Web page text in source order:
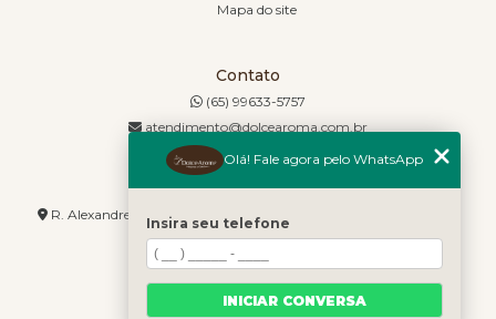
Mapa do site
Contato
(65) 99633-5757
atendimento@dolcearoma.com.br
Endereço
R. Alexandre de Barros, 1730 - Jordão - Cuiabá - MT - 78085-636
Olá! Fale agora pelo WhatsApp
Insira seu telefone
INICIAR CONVERSA